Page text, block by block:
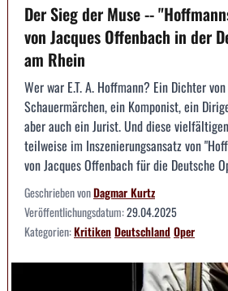
Der Sieg der Muse --
von Jacques Offenbach in der
am Rhein
Wer war E.T. A. Hoffmann? Ein Dichter
Schauermärchen, ein Komponist, ein
aber auch ein Jurist. Und diese
teilweise im Inszenierungsansatz von
von Jacques Offenbach für die Deutsche
Geschrieben vonDagmar Kurtz
Veröffentlichungsdatum:29.04.2025
Kategorien:KritikenDeutschlandOper